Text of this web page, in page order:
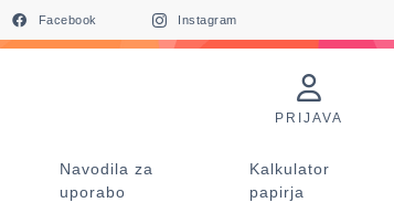
Facebook Instagram
PRIJAVA
Navodila za
uporabo
Kalkulator
papirja